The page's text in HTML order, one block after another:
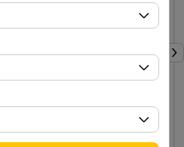
papierowe Biały 5kg
116,84 zł brutto